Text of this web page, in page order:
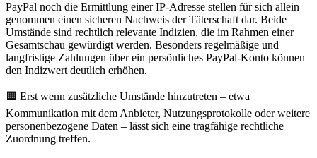
PayPal noch die Ermittlung einer IP-Adresse stellen für sich allein
genommen einen sicheren Nachweis der Täterschaft dar. Beide
Umstände sind rechtlich relevante Indizien, die im Rahmen einer
Gesamtschau gewürdigt werden. Besonders regelmäßige und
langfristige Zahlungen über ein persönliches PayPal-Konto können
den Indizwert deutlich erhöhen.
🟧 Erst wenn zusätzliche Umstände hinzutreten – etwa
Kommunikation mit dem Anbieter, Nutzungsprotokolle oder weitere
personenbezogene Daten – lässt sich eine tragfähige rechtliche
Zuordnung treffen.